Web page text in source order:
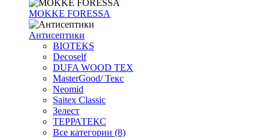
MOKKE FORESSA
Антисептики
BIOTEKS
Decoself
DUFA WOOD TEX
MasterGood/ Текс
Neomid
Saitex Classic
Зелест
ТЕРРАТЕКС
Все категории (8)